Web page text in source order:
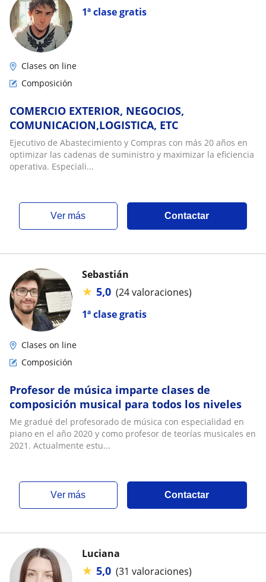
1ª clase gratis
Clases on line
Composición
COMERCIO EXTERIOR, NEGOCIOS,
COMUNICACION,LOGISTICA, ETC
Ejecutivo de Abastecimiento y Compras con más 20 años en
optimizar las cadenas de suministro y maximizar la eficiencia
operativa. Especiali...
ver más Contactar
1ª clase gratis
Sebastián
★ 5,0 (24 valoraciones)
Clases on line
Composición
Profesor de música imparte clases de
composición musical para todos los niveles
Me gradué del profesorado de música con especialidad en
piano en el año 2020 y como profesor de teorías musicales en
2021. Actualmente estu...
ver más Contactar
Luciana
★ 5,0 (31 valoraciones)